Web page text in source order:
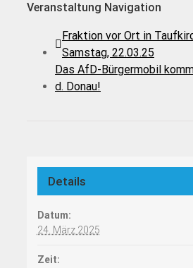
Veranstaltung Navigation
Fraktion vor Ort in
Samstag, 22.03.25
Das AfD-Bürgermobil
d. Donau!
Details
Datum:
24. März 2025
Zeit: